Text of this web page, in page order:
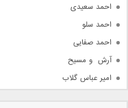
احمد سعیدی
احمد سلو
احمد صفایی
آرش  و مسیح
امیر عباس گلاب